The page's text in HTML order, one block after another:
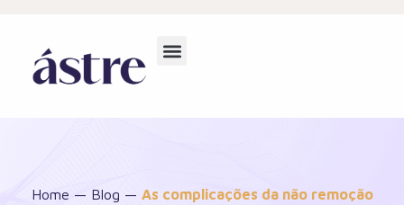
Home — Blog — As complicações da não remoção